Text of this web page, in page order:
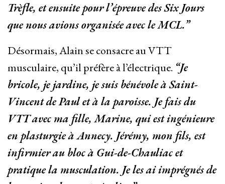
Trèfle, et ensuite pour l’épreuve des Six Jours
que nous avions organisée avec le MCL.”
Désormais, Alain se consacre au VTT
musculaire, qu’il préfère à l’électrique. “Je
bricole, je jardine, je suis bénévole à Saint-
Vincent de Paul et à la paroisse. Je fais du
VTT avec ma fille, Marine, qui est ingénieure
en plasturgie à Annecy. Jérémy, mon fils, est
infirmier au bloc à Gui-de-Chauliac et
pratique la musculation. Je les ai imprégnés de